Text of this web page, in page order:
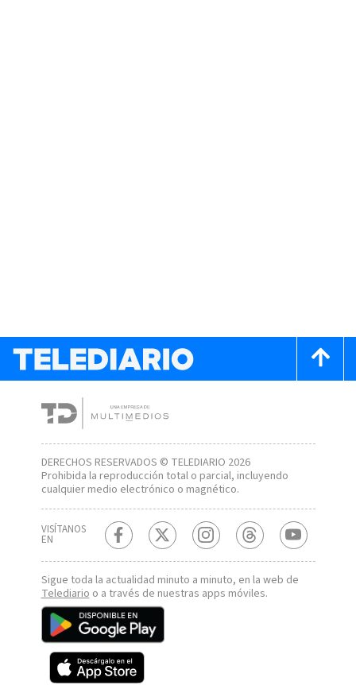
DERECHOS RESERVADOS © TELEDIARIO 2026
Prohibida la reproducción total o parcial, incluyendo
cualquier medio electrónico o magnético.
VISÍTANOS
EN
Sigue toda la actualidad minuto a minuto, en la web de
Telediario o a través de nuestras apps móviles.